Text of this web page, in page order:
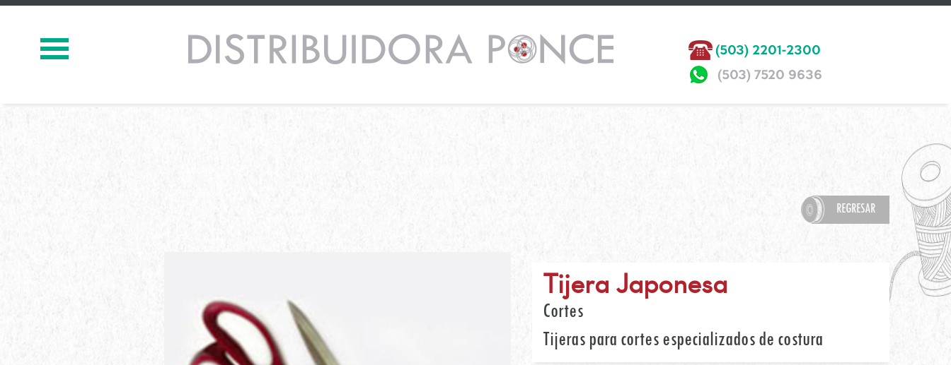
(503) 2201-2300
(503) 7520 9636
Tijera Japonesa
Cortes
Tijeras para cortes especializados de costura
REGRESAR